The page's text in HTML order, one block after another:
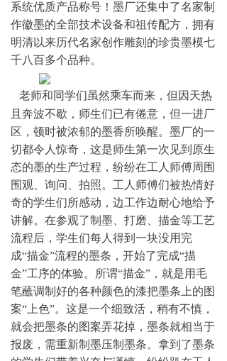
系统优质产品称号！墨厂还集中了名家制
作徽墨的全部技术设备和祖传配方，拥有
明清以来历代名家创作雕刻的珍贵墨模七
千八百多个品种。
老师和同学们虽然乘车而来，但因天热
且奔波不歇，师生们已有倦意，但一进厂
区，顿时被浓郁的墨香所唤醒。墨厂的一
切都令人惊奇，这是师生第一次见到原生
态的墨的生产过程，纷纷在工人师傅周围
围观、询问、拍照。工人师傅们被热情好
奇的学生们所感动，边工作边耐心地给予
讲解。在参观了制墨、打磨、描金等工艺
流程后，学生们每人得到一块没用完
成“描金”流程的墨条，开始了完成“描
金”工序的体验。所谓“描金”，就是用毛
笔蘸调制好的各种颜色的漆把墨条上的图
案“上色”。这是一个细致活，稍有不慎，
就会把墨条的图案弄花掉，墨条就相当于
报废，需重新制墨压制墨条。拿到了墨条